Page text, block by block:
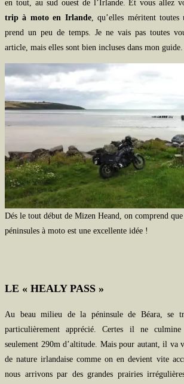
en tout, au sud ouest de l’Irlande. Et vous allez
trip à moto en Irlande, qu’elles méritent
prend un peu de temps. Je ne vais pas toutes
article, mais elles sont bien incluses dans mon guide.
Dés le tout début de Mizen Heand, on comprend
péninsules à moto est une excellente idée !
LE « HEALY PASS »
Au beau milieu de la péninsule de Béara, se
particulièrement apprécié. Certes il ne
seulement 290m d’altitude. Mais pour autant, il va
de nature irlandaise comme on en devient vite
nous arrivons par des grandes prairies